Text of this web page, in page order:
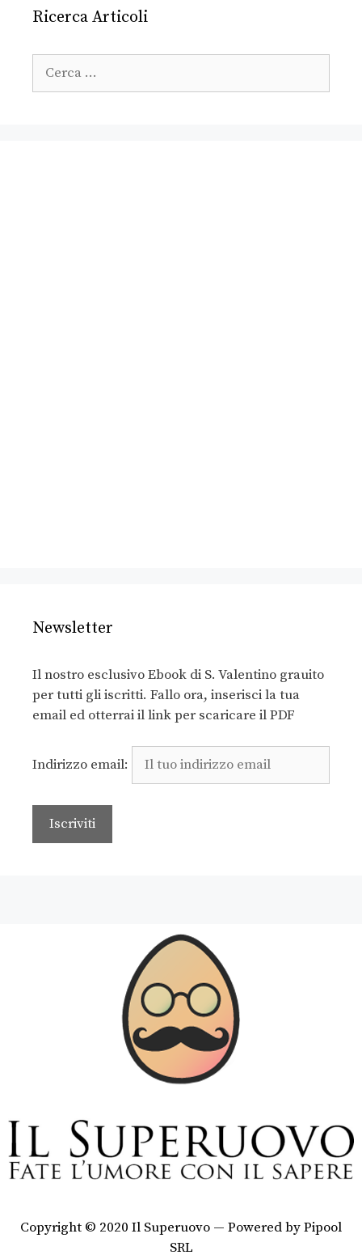
Ricerca Articoli
Newsletter
Il nostro esclusivo Ebook di S. Valentino grauito
per tutti gli iscritti. Fallo ora, inserisci la tua
email ed otterrai il link per scaricare il PDF
Indirizzo email:
Copyright © 2020 Il Superuovo — Powered by Pipool
SRL